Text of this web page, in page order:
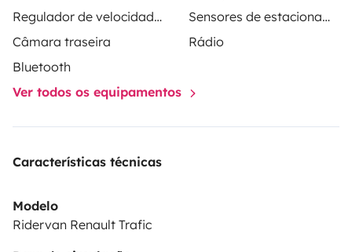
Regulador de velocidade / Cruise Control
Sensores de estacionamento
Câmara traseira
Rádio
Bluetooth
Ver todos os equipamentos
Características técnicas
Modelo
Ridervan Renault Trafic